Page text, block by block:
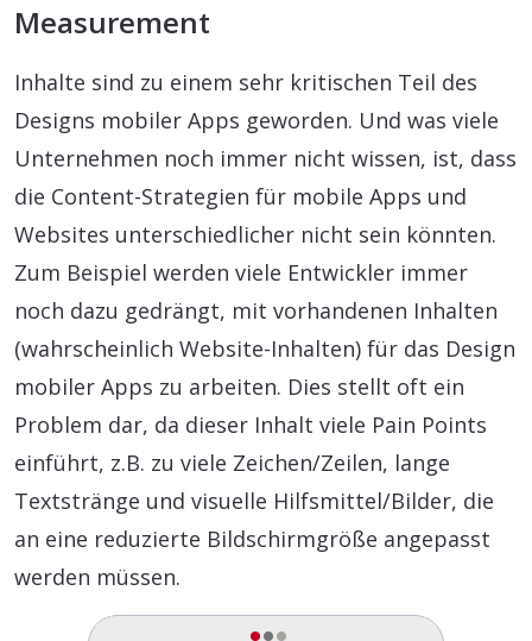
Measurement
Inhalte sind zu einem sehr kritischen Teil des
Designs mobiler Apps geworden. Und was viele
Unternehmen noch immer nicht wissen, ist, dass
die Content-Strategien für mobile Apps und
Websites unterschiedlicher nicht sein könnten.
Zum Beispiel werden viele Entwickler immer
noch dazu gedrängt, mit vorhandenen Inhalten
(wahrscheinlich Website-Inhalten) für das Design
mobiler Apps zu arbeiten. Dies stellt oft ein
Problem dar, da dieser Inhalt viele Pain Points
einführt, z.B. zu viele Zeichen/Zeilen, lange
Textstränge und visuelle Hilfsmittel/Bilder, die
an eine reduzierte Bildschirmgröße angepasst
werden müssen.